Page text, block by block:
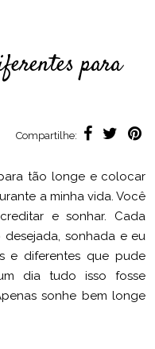
para
Compartilhe:
tão longe e colocar
a minha vida. Você
e sonhar. Cada
sonhada e eu
e diferentes que pude
dia tudo isso fosse
sonhe bem longe